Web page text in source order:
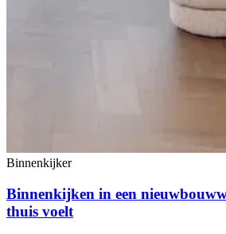
Binnenkijker
Binnenkijken in een
thuis voelt